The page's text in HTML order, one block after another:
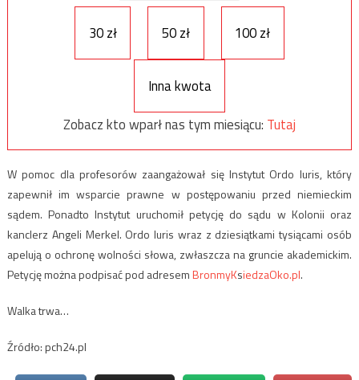
30 zł 50 zł 100 zł
Inna kwota
Zobacz kto wparł nas tym miesiącu: Tutaj
W pomoc dla profesorów zaangażował się Instytut Ordo Iuris, który
zapewnił im wsparcie prawne w postępowaniu przed niemieckim
sądem. Ponadto Instytut uruchomił petycję do sądu w Kolonii oraz
kanclerz Angeli Merkel. Ordo Iuris wraz z dziesiątkami tysiącami osób
apelują o ochronę wolności słowa, zwłaszcza na gruncie akademickim.
Petycję można podpisać pod adresemBronmyKsiedzaOko.pl.
Walka trwa…
Źródło: pch24.pl